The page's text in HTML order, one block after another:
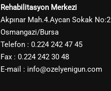
Rehabilitasyon Merkezi
Akpınar Mah.4.Aycan Sokak No:2
Osmangazi/Bursa
Telefon : 0.224 242 47 45
Fax : 0.224 242 30 48
E-mail : info@ozelyenigun.com